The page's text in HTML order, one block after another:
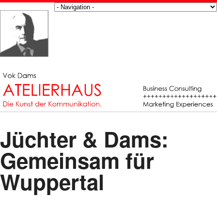
Jüchter & Dams:
Gemeinsam für
Wuppertal